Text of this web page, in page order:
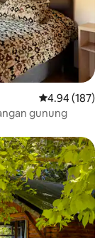
Penarafan
4.94 (187)
gunung